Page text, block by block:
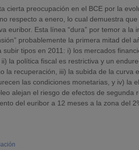
cierta preocupación en el BCE por la
respecto a enero, lo cual demuestra
euribor. Esta línea “dura” por temor a la
probablemente la primera mitad del
subir tipos en 2011: i) los mercados
la política fiscal es restrictiva y un
la recuperación, iii) la subida de la curva
las condiciones monetarias, y iv) la
alejan el riesgo de efectos de segunda
del euribor a 12 meses a la zona del